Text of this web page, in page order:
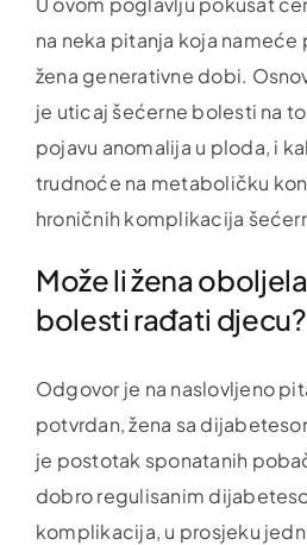
na neka pitanja koja
žena generativne dobi.
je uticaj šećerne bolesti na
pojavu anomalija u ploda, i
trudnoće na metaboličku
hroničnih komplikacija
Može li žena
bolesti rađati djecu?
Odgovor je na naslovljeno
potvrdan, žena sa
je postotak sponatanih
dobro regulisanim
komplikacija, u prosjeku